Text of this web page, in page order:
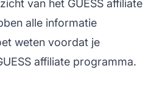
van het GUESS affiliate
alle informatie
weten voordat je
affiliate programma.